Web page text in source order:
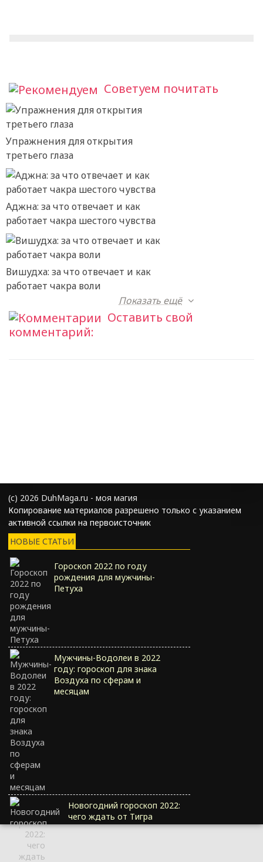
Советуем почитать
Упражнения для открытия
третьего глаза
Аджна: за что отвечает и как
работает чакра шестого чувства
Вишудха: за что отвечает и как
работает чакра воли
Показать ещё
Оставить свой
комментарий:
(с) 2026 DuhMaga.ru - моя магия
Копирование материалов разрешено только с указанием
активной ссылки на первоисточник
НОВЫЕ СТАТЬИ
Гороскоп 2022 по году
рождения для мужчины-
Петуха
Мужчины-Водолеи в 2022
году: гороскоп для знака
Воздуха по сферам и
месяцам
Новогодний гороскоп 2022:
чего ждать от Тигра